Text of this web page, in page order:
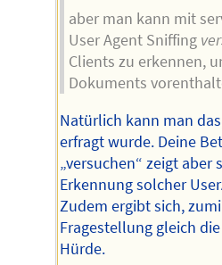
aber man kann mit
User Agent Sniffing
Clients zu erkennen,
Dokuments
Natürlich kann man
erfragt wurde. Deine
„versuchen“ zeigt aber
Erkennung solcher
Zudem ergibt sich,
Fragestellung gleich
Hürde.